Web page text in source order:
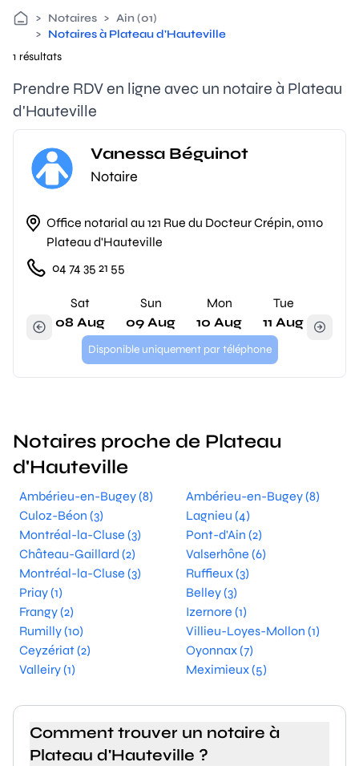
> Notaires > Ain (01)
> Notaires à Plateau d'Hauteville
1 résultats
Prendre RDV en ligne avec un notaire à Plateau
d'Hauteville
Vanessa Béguinot
Notaire
Office notarial au 121 Rue du Docteur Crépin, 01110
Plateau d'Hauteville
04 74 35 21 55
Sat
08 Aug
Sun
09 Aug
Mon
10 Aug
Tue
11 Aug
Disponible uniquement par téléphone
Notaires proche de Plateau
d'Hauteville
Ambérieu-en-Bugey (8)
Ambérieu-en-Bugey (8)
Culoz-Béon (3)
Lagnieu (4)
Montréal-la-Cluse (3)
Pont-d'Ain (2)
Château-Gaillard (2)
Valserhône (6)
Montréal-la-Cluse (3)
Ruffieux (3)
Priay (1)
Belley (3)
Frangy (2)
Izernore (1)
Rumilly (10)
Villieu-Loyes-Mollon (1)
Ceyzériat (2)
Oyonnax (7)
Valleiry (1)
Meximieux (5)
Comment trouver un notaire à
Plateau d'Hauteville ?